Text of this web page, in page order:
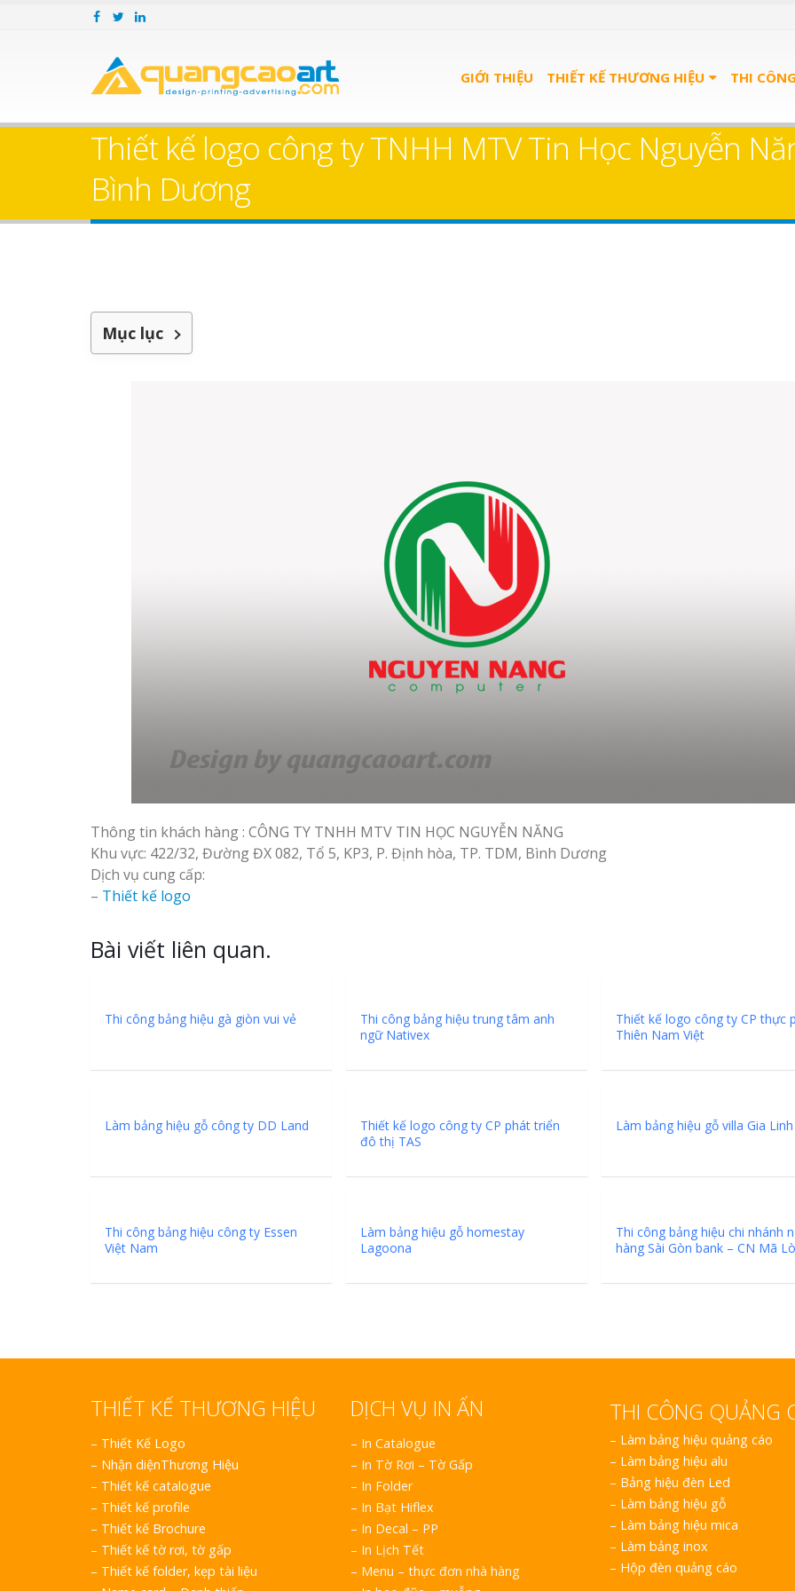
GIỚI THIỆU THIẾT KẾ THƯƠNG HIỆU THI
Thiết kế logo công ty TNHH MTV Tin Học Nguyễn
Bình Dương
Mục lục
Thông tin khách hàng : CÔNG TY TNHH MTV TIN HỌC NGUYỄN NĂNG
Khu vực: 422/32, Đường ĐX 082, Tổ 5, KP3, P. Định hòa, TP. TDM, Bình Dương
Dịch vụ cung cấp:
– Thiết kế logo
Bài viết liên quan.
Thi công bảng hiệu gà giòn vui vẻ
Thi công bảng hiệu trung tâm anh
ngữ Nativex
Thiết kế logo công ty CP thực
Thiên Nam Việt
Làm bảng hiệu gỗ công ty DD Land
Thiết kế logo công ty CP phát triển
đô thị TAS
Làm bảng hiệu gỗ villa Gia Linh
Thi công bảng hiệu công ty Essen
Việt Nam
Làm bảng hiệu gỗ homestay
Lagoona
Thi công bảng hiệu chi nhánh
hàng Sài Gòn bank – CN Mã Lò
THIẾT KẾ THƯƠNG HIỆU
– Thiết Kế Logo
– Nhận diệnThương Hiệu
– Thiết kế catalogue
– Thiết kế profile
– Thiết kế Brochure
– Thiết kế tờ rơi, tờ gấp
– Thiết kế folder, kẹp tài liệu
DỊCH VỤ IN ẤN
– In Catalogue
– In Tờ Rơi – Tờ Gấp
– In Folder
– In Bạt Hiflex
– In Decal – PP
– In Lịch Tết
– Menu – thực đơn nhà hàng
THI CÔNG QUẢNG
– Làm bảng hiệu quảng cáo
– Làm bảng hiệu alu
– Bảng hiệu đèn Led
– Làm bảng hiệu gỗ
– Làm bảng hiệu mica
– Làm bảng inox
– Hộp đèn quảng cáo